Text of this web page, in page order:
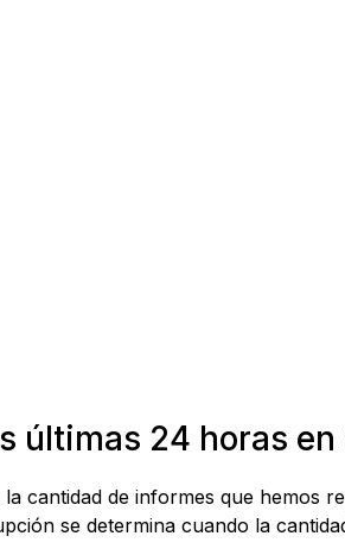
últimas 24 horas
cantidad de informes que hemos
se determina cuando la